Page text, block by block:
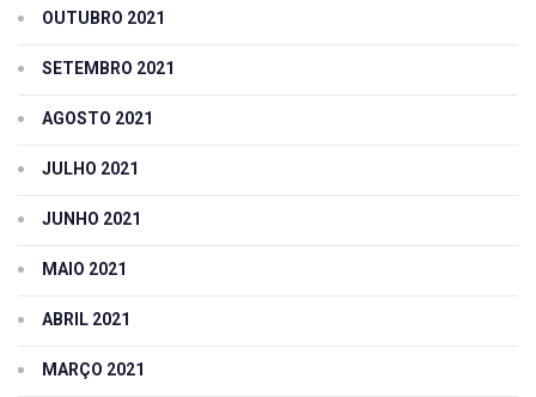
OUTUBRO 2021
SETEMBRO 2021
AGOSTO 2021
JULHO 2021
JUNHO 2021
MAIO 2021
ABRIL 2021
MARÇO 2021